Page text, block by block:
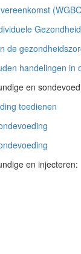
de
handelingen in
en
toedienen
en injecteren: